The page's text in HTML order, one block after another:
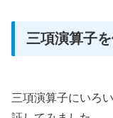
三項演算子
三項演算子にいろ